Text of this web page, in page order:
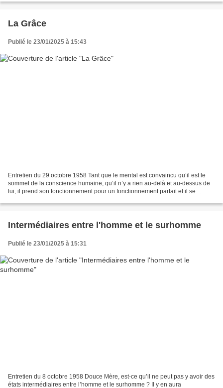
La Grâce
Publié le 23/01/2025 à 15:43
Entretien du 29 octobre 1958 Tant que le mental est convaincu qu’il est le
sommet de la conscience humaine, qu’il n’y a rien au-delà et au-dessus de
lui, il prend son fonctionnement pour un fonctionnement parfait et il se
Intermédiaires entre l'homme et le surhomme
Publié le 23/01/2025 à 15:31
Entretien du 8 octobre 1958 Douce Mère, est-ce qu’il ne peut pas y avoir des
états intermédiaires entre l’homme et le surhomme ? Il y en aura